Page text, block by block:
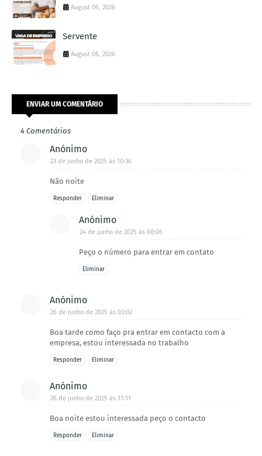
August 06, 2026
Servente
August 06, 2026
ENVIAR UM COMENTÁRIO
4 Comentários
Anónimo
23 de junho de 2025 às 10:36
Não noite
Responder Eliminar
Anónimo
24 de junho de 2025 às 00:06
Peço o número para entrar em contato
Eliminar
Anónimo
26 de junho de 2025 às 03:02
Boa tarde como faço pra entrar em contacto com a
empresa, estou interessada no trabalho
Responder Eliminar
Anónimo
26 de junho de 2025 às 11:11
Boa noite estou interessada peço o contacto
Responder Eliminar